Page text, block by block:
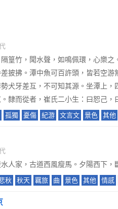
篁竹，聞水聲，如鳴佩環，心樂
披拂。潭中魚可百許頭，皆若空
犬牙差互，不可知其源。坐潭上
隸而從者，崔氏二小生：曰恕己，
孤獨 憂傷 紀游 文言文 景色 其他
人家，古道西風瘦馬。夕陽西下，
秋 秋天 羈旅 曲 景色 其他 情感